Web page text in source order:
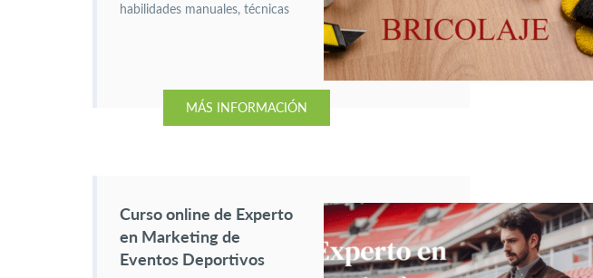
habilidades manuales, técnicas
MÁS INFORMACIÓN
Curso online de Experto
en Marketing de
Eventos Deportivos